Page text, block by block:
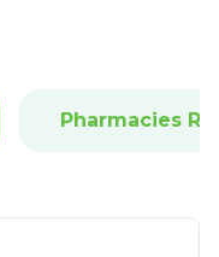
Pharmacies